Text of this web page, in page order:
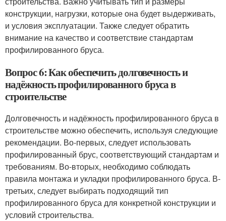
конструкции, нагрузки, которые она будет выдерживать,
и условия эксплуатации. Также следует обратить
внимание на качество и соответствие стандартам
профилированного бруса.
Вопрос 6: Как обеспечить долговечность и
надёжность профилированного бруса в
строительстве
Долговечность и надёжность профилированного бруса в
строительстве можно обеспечить, используя следующие
рекомендации. Во-первых, следует использовать
профилированный брус, соответствующий стандартам и
требованиям. Во-вторых, необходимо соблюдать
правила монтажа и укладки профилированного бруса. В-
третьих, следует выбирать подходящий тип
профилированного бруса для конкретной конструкции и
условий строительства.